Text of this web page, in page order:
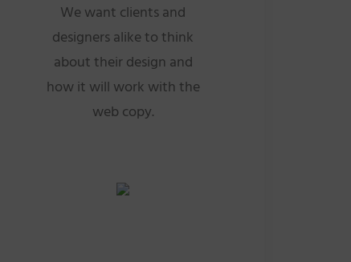
We want clients and
designers alike to think
about their design and
how it will work with the
web copy.